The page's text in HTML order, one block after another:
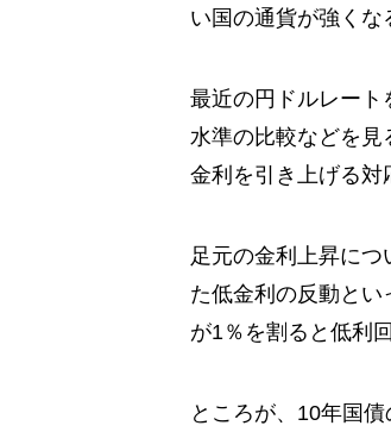
い国の通貨が強くな
最近の円ドルレート
水準の比較などを見
金利を引き上げる対
足元の金利上昇に
た低金利の反動とい
が1％を割ると低利
ところが、10年国